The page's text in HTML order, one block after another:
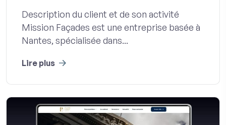
Description du client et de son activité
Mission Façades est une entreprise basée à
Nantes, spécialisée dans...
Lire plus